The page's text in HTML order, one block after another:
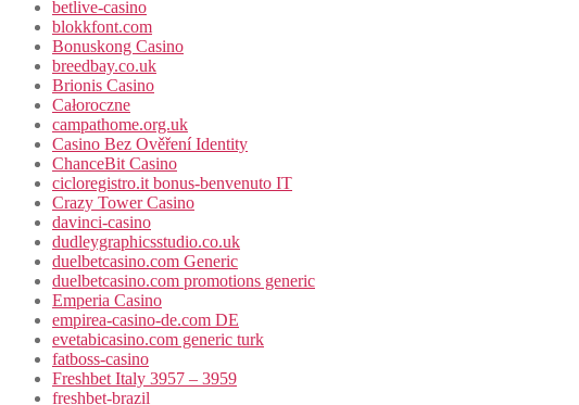
betlive-casino
blokkfont.com
Bonuskong Casino
breedbay.co.uk
Brionis Casino
Całoroczne
campathome.org.uk
Casino Bez Ověření Identity
ChanceBit Casino
cicloregistro.it bonus-benvenuto IT
Crazy Tower Сasino
davinci-casino
dudleygraphicsstudio.co.uk
duelbetcasino.com Generic
duelbetcasino.com promotions generic
Emperia Casino
empirea-casino-de.com DE
evetabicasino.com generic turk
fatboss-casino
Freshbet Italy 3957 – 3959
freshbet-brazil